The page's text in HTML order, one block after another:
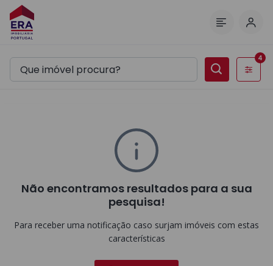
Filtros
4
Não encontramos resultados para a sua
pesquisa!
Para receber uma notificação caso surjam imóveis com estas
características